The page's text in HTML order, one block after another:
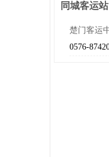
同城客运站
楚门客运
0576-